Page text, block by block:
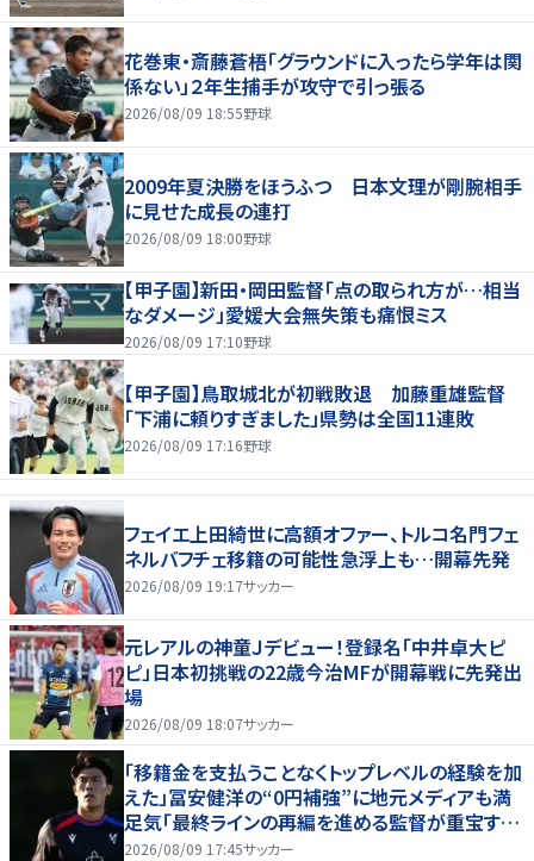
花巻東・斎藤蒼梧「グラウンドに入ったら学年は関
係ない」２年生捕手が攻守で引っ張る
2026/08/09 18:55野球
2009年夏決勝をほうふつ 日本文理が剛腕相手
に見せた成長の連打
2026/08/09 18:00野球
【甲子園】新田・岡田監督「点の取られ方が…相当
なダメージ」愛媛大会無失策も痛恨ミス
2026/08/09 17:10野球
【甲子園】鳥取城北が初戦敗退 加藤重雄監督
「下浦に頼りすぎました」県勢は全国11連敗
2026/08/09 17:16野球
フェイエ上田綺世に高額オファー、トルコ名門フェ
ネルバフチェ移籍の可能性急浮上も…開幕先発
2026/08/09 19:17サッカー
元レアルの神童Ｊデビュー！登録名「中井卓大ピ
ピ」日本初挑戦の22歳今治MFが開幕戦に先発出
場
2026/08/09 18:07サッカー
「移籍金を支払うことなくトップレベルの経験を加
えた」冨安健洋の“0円補強”に地元メディアも満
足気「最終ラインの再編を進める監督が重宝する
柔軟性を備えている」
2026/08/09 17:45サッカー